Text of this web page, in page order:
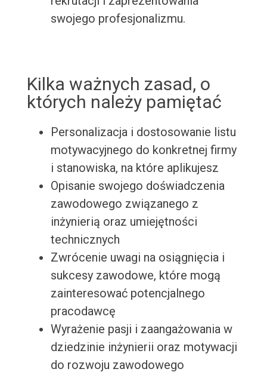
swojego profesjonalizmu.
Kilka ważnych zasad, o
których należy pamiętać
Personalizacja i dostosowanie listu
motywacyjnego do konkretnej firmy
i stanowiska, na które aplikujesz
Opisanie swojego doświadczenia
zawodowego związanego z
inżynierią oraz umiejętności
technicznych
Zwrócenie uwagi na osiągnięcia i
sukcesy zawodowe, które mogą
zainteresować potencjalnego
pracodawcę
Wyrażenie pasji i zaangażowania w
dziedzinie inżynierii oraz motywacji
do rozwoju zawodowego